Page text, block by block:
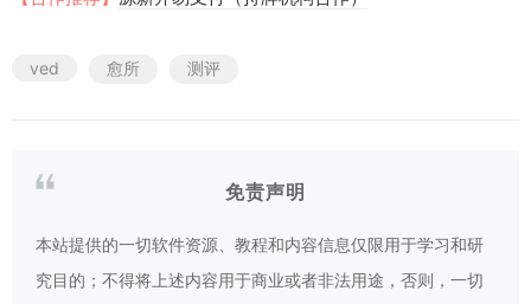
ved 愈所 测评
免责声明
本站提供的一切软件资源、教程和内容信息仅限用于学习和研
究目的；不得将上述内容用于商业或者非法用途，否则，一切